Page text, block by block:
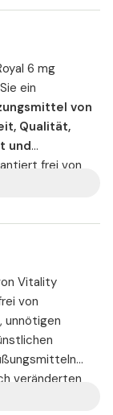
6 mg
ein
von
Qualität,
und
frei von
gentechnisch
geeignet.
Vitality
von
unnötigen
veränderten
möglich,